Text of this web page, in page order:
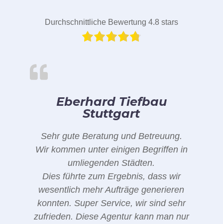
Durchschnittliche Bewertung 4.8 stars
Eberhard Tiefbau
Stuttgart
Sehr gute Beratung und Betreuung.
Wir kommen unter einigen Begriffen in
umliegenden Städten.
Dies führte zum Ergebnis, dass wir
wesentlich mehr Aufträge generieren
konnten. Super Service, wir sind sehr
zufrieden. Diese Agentur kann man nur